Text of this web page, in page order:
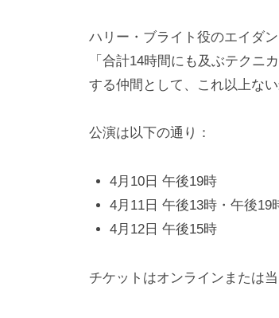
ハリー・ブライト役のエイダン
「合計14時間にも及ぶテクニ
する仲間として、これ以上な
公演は以下の通り：
4月10日 午後19時
4月11日 午後13時・午後19
4月12日 午後15時
チケットはオンラインまたは